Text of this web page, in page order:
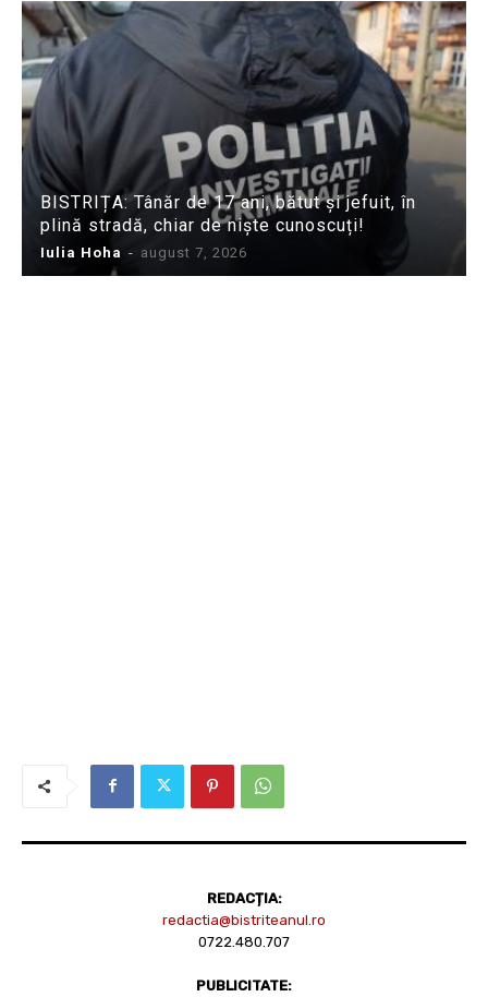
BISTRIȚA: Tânăr de 17 ani, bătut și jefuit, în
plină stradă, chiar de niște cunoscuți!
Iulia Hoha - august 7, 2026
REDACȚIA:
redactia@bistriteanul.ro
0722.480.707
PUBLICITATE: